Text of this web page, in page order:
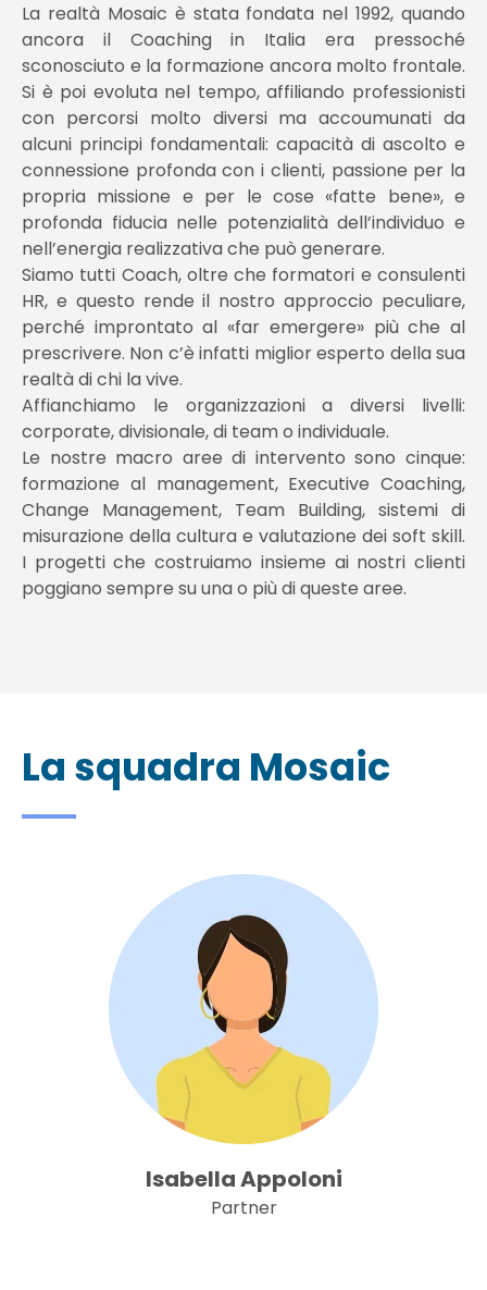
La realtà Mosaic è stata fondata nel 1992, quando
ancora il Coaching in Italia era pressoché
sconosciuto e la formazione ancora molto frontale.
Si è poi evoluta nel tempo, affiliando professionisti
con percorsi molto diversi ma accoumunati da
alcuni principi fondamentali: capacità di ascolto e
connessione profonda con i clienti, passione per la
propria missione e per le cose «fatte bene», e
profonda fiducia nelle potenzialità dell’individuo e
nell’energia realizzativa che può generare.
Siamo tutti Coach, oltre che formatori e consulenti
HR, e questo rende il nostro approccio peculiare,
perché improntato al «far emergere» più che al
prescrivere. Non c’è infatti miglior esperto della sua
realtà di chi la vive.
Affianchiamo le organizzazioni a diversi livelli:
corporate, divisionale, di team o individuale.
Le nostre macro aree di intervento sono cinque:
formazione al management, Executive Coaching,
Change Management, Team Building, sistemi di
misurazione della cultura e valutazione dei soft skill.
I progetti che costruiamo insieme ai nostri clienti
poggiano sempre su una o più di queste aree.
La squadra Mosaic
Isabella Appoloni
Partner